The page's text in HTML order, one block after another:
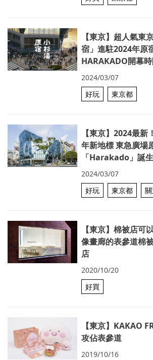
【東京】超人氣東
宿」進駐2024年原
HARAKADO開幕
2024/03/07
好玩
東京都
【東京】2024最
年新地標 東急廣場
「Harakado」誕生
2024/03/07
好玩
東京都
【東京】棉被店可
像畫廊的表參道棉
店
2020/10/20
好買
【東京】KAKAO
攻佔表參道
2019/10/16